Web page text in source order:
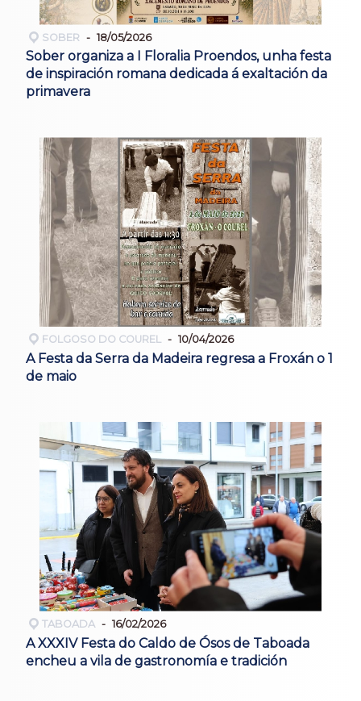
SOBER 18/05/2026
Sober organiza a I Floralia Proendos, unha festa
de inspiración romana dedicada á exaltación da
primavera
FOLGOSO DO COUREL 10/04/2026
A Festa da Serra da Madeira regresa a Froxán o 1
de maio
TABOADA 16/02/2026
A XXXIV Festa do Caldo de Ósos de Taboada
encheu a vila de gastronomía e tradición